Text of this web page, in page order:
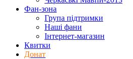
Фан-зона
Група підтримки
Наші фани
Інтернет-магазин
Квитки
Донат